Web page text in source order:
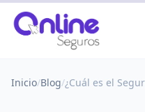
Inicio/Blog/